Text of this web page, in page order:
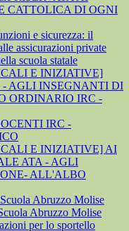
CATTOLICA DI OGNI
e sicurezza: il
assicurazioni private
scuola statale
E INIZIATIVE]
AGLI INSEGNANTI DI
ORDINARIO IRC -
IRC -
E INIZIATIVE] AI
ATA - AGLI
ALL'ALBO
Abruzzo Molise
Abruzzo Molise
per lo sportello